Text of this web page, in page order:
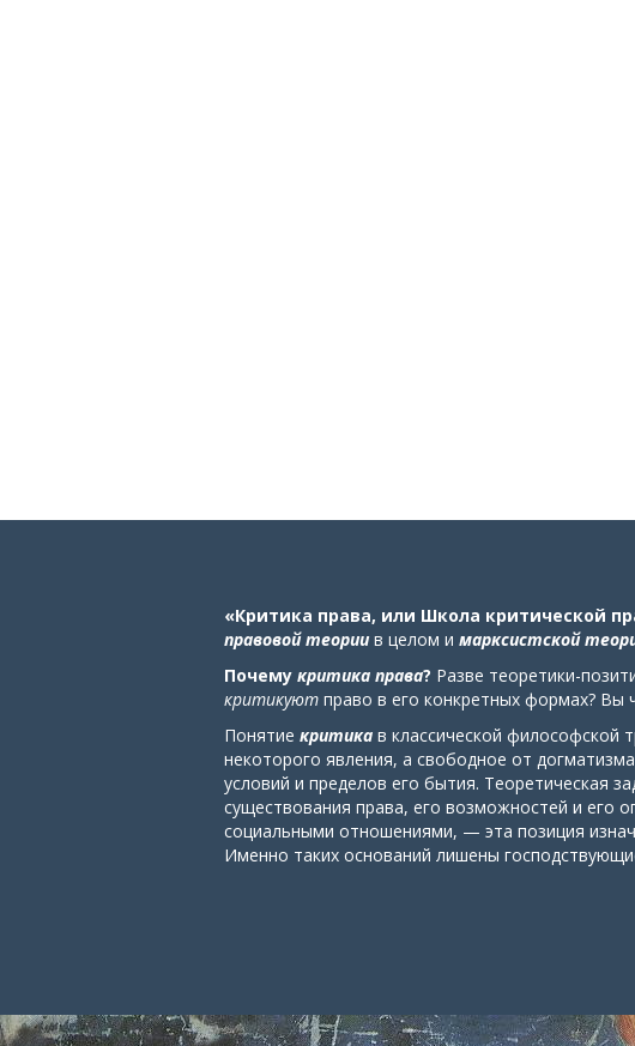
«Критика права, или Школа критической
правовой теории в целом и марксистской
Почему критика права? Разве теоретики-
критикуют право в его конкретных формах?
Понятие критика в классической философской
некоторого явления, а свободное от
условий и пределов его бытия. Теоретическая
существования права, его возможностей и его
социальными отношениями, — эта позиция
Именно таких оснований лишены